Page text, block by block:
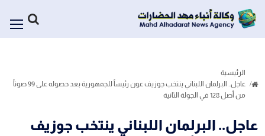
الرئيسية
عاجل.. البرلمان اللبناني ينتخب جوزيف عون رئيساً للجمهورية بعد حصوله على 99 صوتاً
من أصل 128 في الجولة الثانية
عاجل.. البرلمان اللبناني ينتخب جوزيف